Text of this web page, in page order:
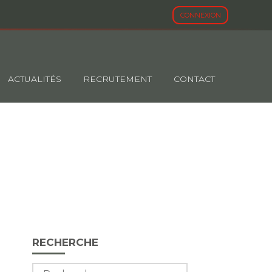
CONNEXION
ACTUALITÉS RECRUTEMENT CONTACT
Blog
sidebar
RECHERCHE
Rechercher :